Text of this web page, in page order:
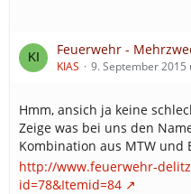
Feuerwehr -
KIAS 9. September 2015
Hmm, ansich ja keine
Zeige was bei uns den
Kombination aus MTW und
http://www.feuerwehr-
id=78&Itemid=84